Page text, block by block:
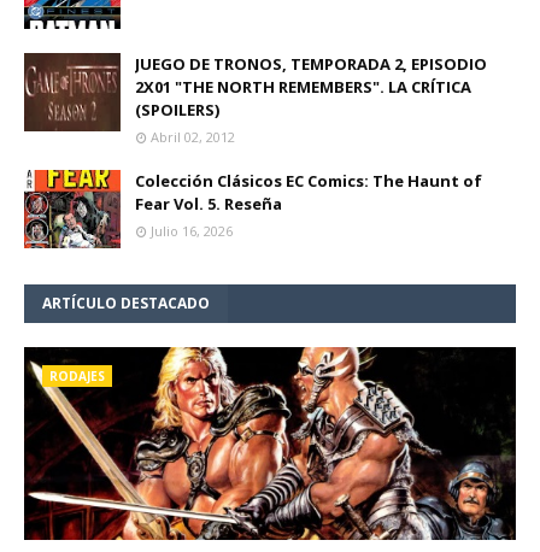
JUEGO DE TRONOS, TEMPORADA 2, EPISODIO
2X01 "THE NORTH REMEMBERS". LA CRÍTICA
(SPOILERS)
Abril 02, 2012
Colección Clásicos EC Comics: The Haunt of
Fear Vol. 5. Reseña
Julio 16, 2026
ARTÍCULO DESTACADO
RODAJES